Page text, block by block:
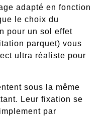
adapté en fonction
le choix du
pour un sol effet
parquet) vous
ultra réaliste pour
sous la même
Leur fixation se
par